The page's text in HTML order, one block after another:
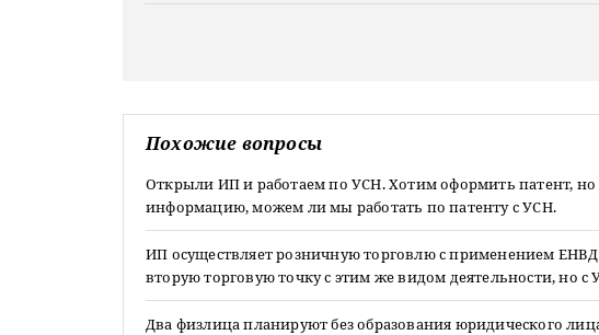
Похожие вопросы
Открыли ИП и работаем по УСН. Хотим оформить патент, но
информацию, можем ли мы работать по патенту с УСН.
ИП осуществляет розничную торговлю с применением
вторую торговую точку с этим же видом деятельности, но с
Два физлица планируют без образования юридического